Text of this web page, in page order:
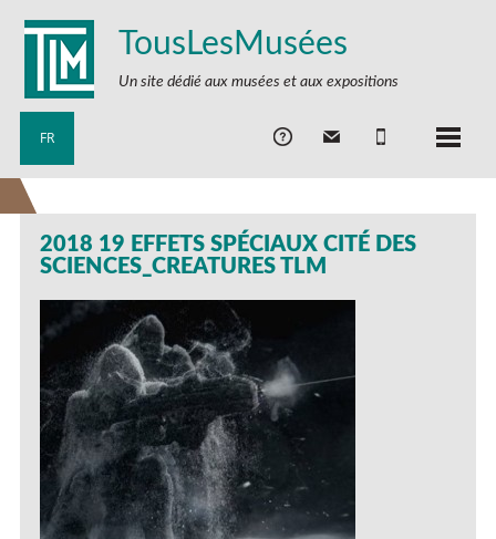
TousLesMusées
Un site dédié aux musées et aux expositions
FR
2018 19 EFFETS SPÉCIAUX CITÉ DES
SCIENCES_CREATURES TLM